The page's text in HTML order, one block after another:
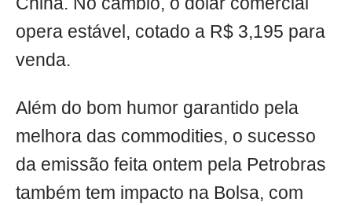
opera estável, cotado a R$ 3,195 para
venda.
Além do bom humor garantido pela
melhora das commodities, o sucesso
da emissão feita ontem pela Petrobras
também tem impacto na Bolsa, com